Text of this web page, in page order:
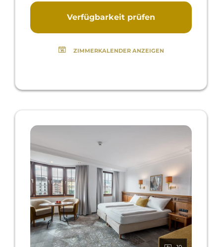
Panoramafenster, das für viel Licht und eine
freundliche Atmosphäre sorgt. Vom
Badezimmer aus dunkelblauem Marmor mit
Verfügbarkeit prüfen
ZIMMERKALENDER ANZEIGEN